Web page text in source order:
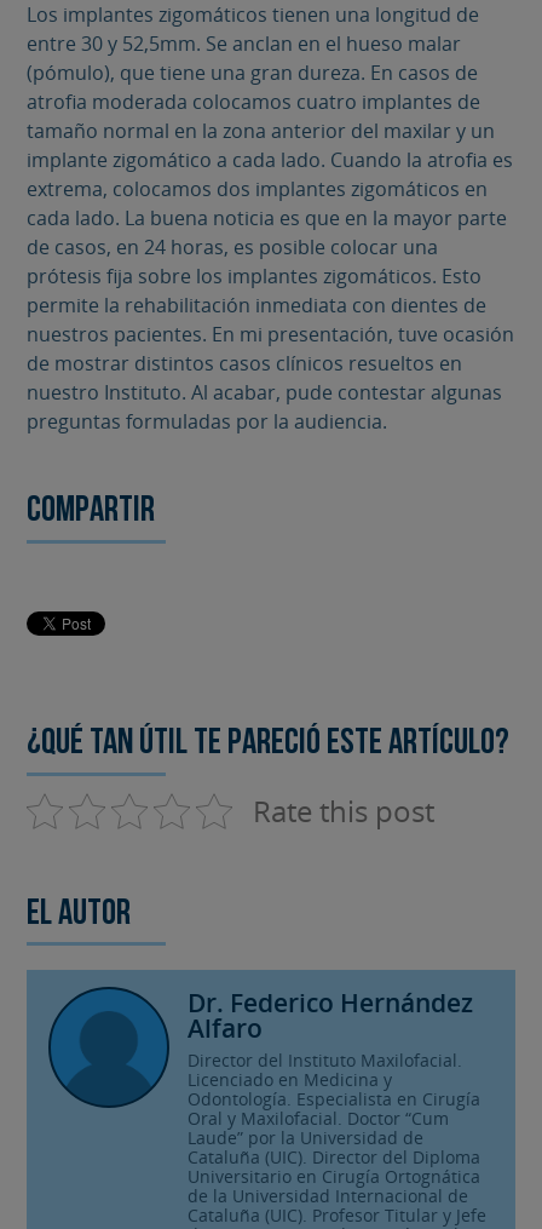
Los implantes zigomáticos tienen una longitud de
entre 30 y 52,5mm. Se anclan en el hueso malar
(pómulo), que tiene una gran dureza. En casos de
atrofia moderada colocamos cuatro implantes de
tamaño normal en la zona anterior del maxilar y un
implante zigomático a cada lado. Cuando la atrofia es
extrema, colocamos dos implantes zigomáticos en
cada lado. La buena noticia es que en la mayor parte
de casos, en 24 horas, es posible colocar una
prótesis fija sobre los implantes zigomáticos. Esto
permite la rehabilitación inmediata con dientes de
nuestros pacientes. En mi presentación, tuve ocasión
de mostrar distintos casos clínicos resueltos en
nuestro Instituto. Al acabar, pude contestar algunas
preguntas formuladas por la audiencia.
Compartir
¿Qué tan útil te pareció este artículo?
Rate this post
El autor
Dr. Federico Hernández
Alfaro
Director del Instituto Maxilofacial.
Licenciado en Medicina y
Odontología. Especialista en Cirugía
Oral y Maxilofacial. Doctor “Cum
Laude” por la Universidad de
Cataluña (UIC). Director del Diploma
Universitario en Cirugía Ortognática
de la Universidad Internacional de
Cataluña (UIC). Profesor Titular y Jefe